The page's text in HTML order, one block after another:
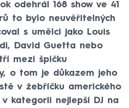
odehrál 168 show ve 41
to bylo neuvěřitelných
s umělci jako Louis
David Guetta nebo
mezi špičku
o tom je důkazem jeho
v žebříčku amerického
v kategorii nejlepší DJ na